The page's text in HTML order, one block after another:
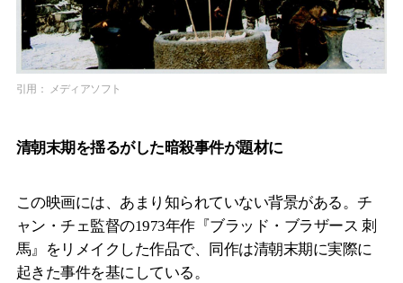
引用： メディアソフト
清朝末期を揺るがした暗殺事件が題材に
この映画には、あまり知られていない背景がある。チ
ャン・チェ監督の1973年作『ブラッド・ブラザース 刺
馬』をリメイクした作品で、同作は清朝末期に実際に
起きた事件を基にしている。